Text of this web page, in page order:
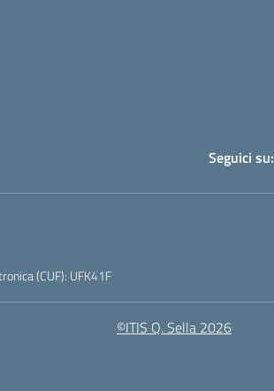
Seguici su:
(CUF): UFK41F
©ITIS Q. Sella 2026